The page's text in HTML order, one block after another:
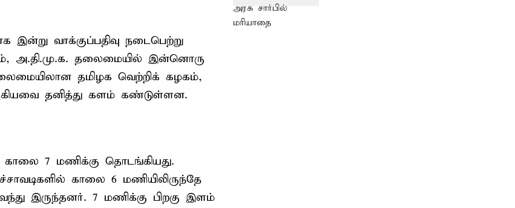
இன்று வாக்குப்பதிவு நடைபெற்று
அ.தி.மு.க. தலைமையில் இன்னொரு
தமிழக வெற்றிக் கழகம்,
தனித்து களம் கண்டுள்ளன.
காலை 7 மணிக்கு தொடங்கியது.
காலை 6 மணியிலிருந்தே
இருந்தனர். 7 மணிக்கு பிறகு இளம்